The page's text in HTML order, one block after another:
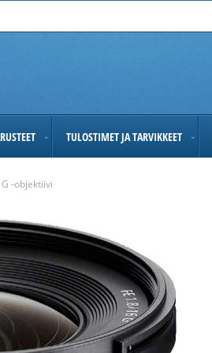
TULOSTIMET JA TARVIKKEET
-objektiivi